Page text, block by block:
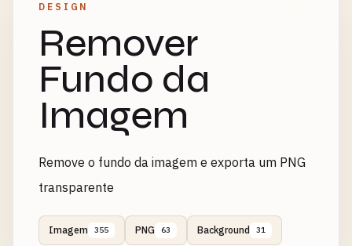
DESIGN
Remover
Fundo da
Imagem
Remove o fundo da imagem e exporta um PNG
transparente
Imagem 355 PNG 63 Background 31